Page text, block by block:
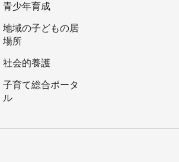
青少年育成
地域の子どもの居
場所
社会的養護
子育て総合ポータ
ル